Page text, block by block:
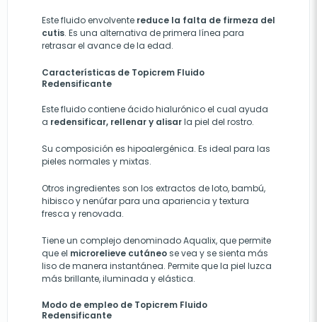
Este fluido envolvente reduce la falta de firmeza del
cutis. Es una alternativa de primera línea para
retrasar el avance de la edad.
Características de Topicrem Fluido
Redensificante
Este fluido contiene ácido hialurónico el cual ayuda
a redensificar, rellenar y alisarla piel del rostro.
Su composición es hipoalergénica. Es ideal para las
pieles normales y mixtas.
Otros ingredientes son los extractos de loto, bambú,
hibisco y nenúfar para una apariencia y textura
fresca y renovada.
Tiene un complejo denominado Aqualix, que permite
que el microrelieve cutáneose vea y se sienta más
liso de manera instantánea. Permite que la piel luzca
más brillante, iluminada y elástica.
Modo de empleo de Topicrem Fluido
Redensificante